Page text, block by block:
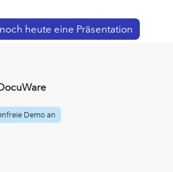
heute eine Präsentation
Demo an